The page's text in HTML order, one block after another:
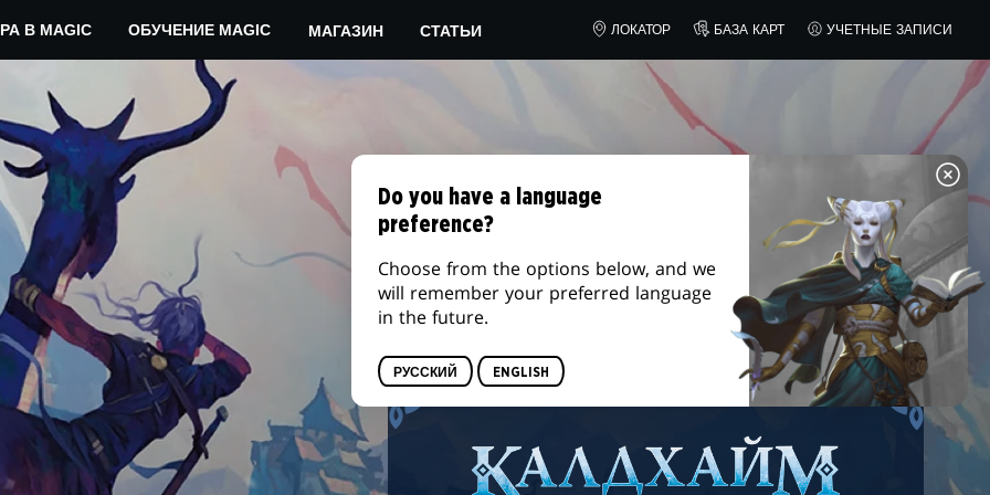
В MAGIC ОБУЧЕНИЕ MAGIC МАГАЗИН СТАТЬИ ЛОКАТОР БАЗА КАРТ УЧЕТНЫЕ ЗАПИСИ
МЕСТНОМ ИГРОВОМ МАГАЗИНЕ MTG ARENA
Do you have a language
preference?
Choose from the options below, and we
will remember your preferred language
in the future.
РУССКИЙ ENGLISH